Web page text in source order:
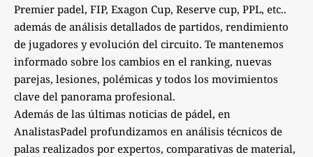
Premier padel, FIP, Exagon Cup, Reserve cup, PPL, etc..
además de análisis detallados de partidos, rendimiento
de jugadores y evolución del circuito. Te mantenemos
informado sobre los cambios en el ranking, nuevas
parejas, lesiones, polémicas y todos los movimientos
clave del panorama profesional.
Además de las últimas noticias de pádel, en
AnalistasPadel profundizamos en análisis técnicos de
palas realizados por expertos, comparativas de material,